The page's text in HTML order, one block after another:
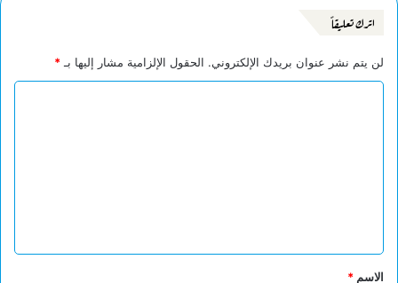
اترك تعليقاً
لن يتم نشر عنوان بريدك الإلكتروني. الحقول الإلزامية مشار إليها بـ *
ق
الاسم *